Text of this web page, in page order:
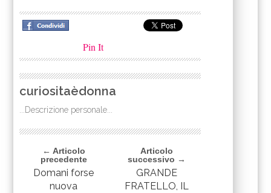
Pin It
curiositaèdonna
...Descrizione personale...
← Articolo
precedente
Domani forse
nuova
Articolo
successivo →
GRANDE
FRATELLO, IL